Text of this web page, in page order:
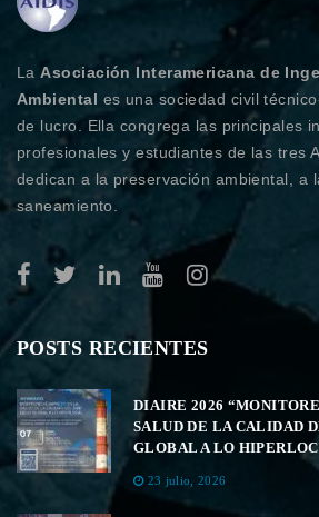
LaAsociación Interamericana de
Ambiental es una sociedad civil
de lucro. Ella congrega las principales
profesionales y estudiantes de las tres
dedican a la preservación ambiental, a
saneamiento.
POSTS RECIENTES
DIAIRE 2026
SALUD DE LA CALIDAD
GLOBAL A LO
23 julio, 2026